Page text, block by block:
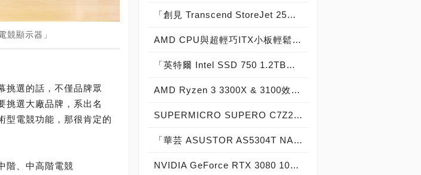
顯示器」
挑選的話，不僅品牌眾
挑選大廠品牌，系出名
型電競功能，那很肯定的
階、中高階電競
「創見 Transcend StoreJet 25C3S 2TB & 25C3N 2TB」實測開箱，輕薄時尚內建獨家檔案救援外接式硬碟！
AMD CPU與超輕巧ITX小板輕鬆配：華碩 ROG STRIX B450-I GAMING ft. Ryzen 3 3300X
「英特爾 Intel SSD 750 1.2TB」實測開箱，NVMe PCIe SSD固態硬碟中的頂尖之作！
AMD Ryzen 3 3300X & 3100效能測試，完勝9400 / 9100，搭配B550最佳平台
SUPERMICRO SUPERO C7Z270-CG實測開箱，伺服器級電競主機板重裝上陣！
「華芸 ASUSTOR AS5304T NAS」實測開箱，Feat. Western Digital WD RED 4TB NAS HDD & WD RED SA500 NAS SSD
NVIDIA GeForce RTX 3080 10GB創始版顯示卡開箱實測，4K高畫質光追遊戲的最佳主角